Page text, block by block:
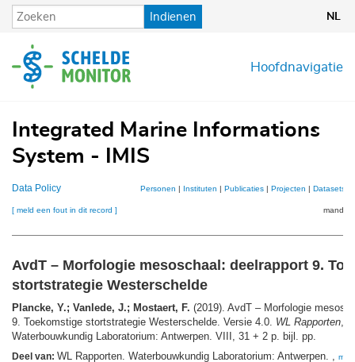
Overslaan
en
de
inhoud
Indienen NL
Hoofdnavigatie
Integrated Marine Informations
System - IMIS
Data Policy Personen | Instituten | Publicaties| Projecten | Datasets
[ meld een fout in dit record ] mandje
AvdT – Morfologie mesoschaal: deelrapport 9.
stortstrategie Westerschelde
Plancke, Y.; Vanlede, J.; Mostaert, F. (2019). AvdT – Morfologie
9. Toekomstige stortstrategie Westerschelde. Versie 4.0. WL Rapporten
Waterbouwkundig Laboratorium: Antwerpen. VIII, 31 + 2 p. bijl. pp.
Deel van: WL Rapporten. Waterbouwkundig Laboratorium: Antwerpen. ,